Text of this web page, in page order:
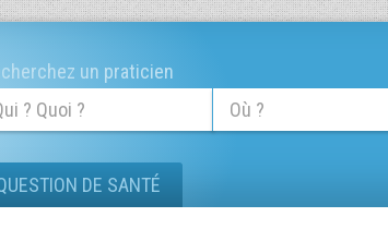
un praticien
DE SANTÉ